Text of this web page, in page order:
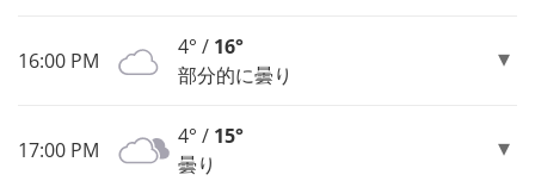
16:00 PM
4° / 16°
部分的に曇り
17:00 PM
4° / 15°
曇り